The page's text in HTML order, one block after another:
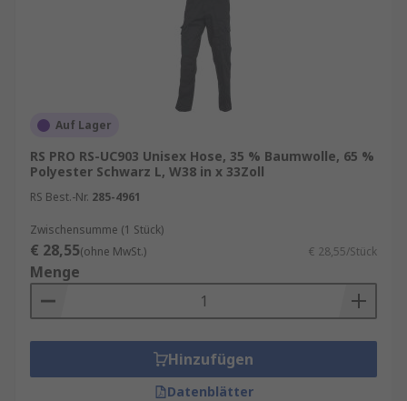
Auf Lager
RS PRO RS-UC903 Unisex Hose, 35 % Baumwolle, 65 %
Polyester Schwarz L, W38 in x 33Zoll
RS Best.-Nr. 285-4961
Zwischensumme (1 Stück)
€ 28,55(ohne MwSt.) € 28,55/Stück
Menge
Hinzufügen
Datenblätter